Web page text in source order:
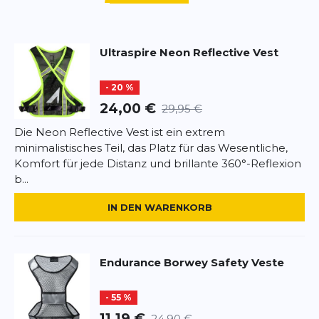
Sichtbarkeit bei schlechten Lichtverhältnissen
• Reißverschluss-Brusttasche für sicheren Stauraum
• Slim-Fit-Design für eine sportliche Passform
Rezension
Rezension
*Pflichtfelder
Dieses Formular ist durch reCAPTCHA geschützt – es gelten die
Ultraspire Neon Reflective Vest
- 20 %
24,00 € 29,95 €
Die Neon Reflective Vest ist ein extrem
minimalistisches Teil, das Platz für das Wesentliche,
Komfort für jede Distanz und brillante 360°-Reflexion
b...
IN DEN WARENKORB
Endurance Borwey Safety Veste
- 55 %